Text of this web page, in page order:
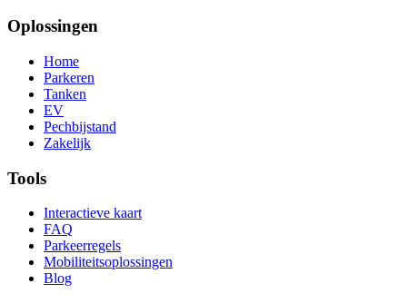
Oplossingen
Home
Parkeren
Tanken
EV
Pechbijstand
Zakelijk
Tools
Interactieve kaart
FAQ
Parkeerregels
Mobiliteitsoplossingen
Blog